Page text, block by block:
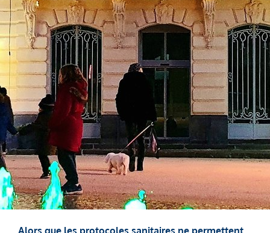
Alors que les protocoles sanitaires ne permettent